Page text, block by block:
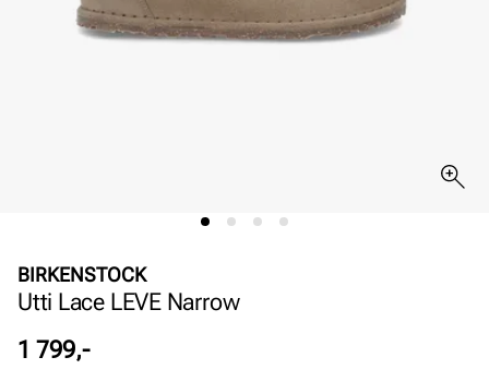
BIRKENSTOCK
Utti Lace LEVE Narrow
Pris
1 799,-